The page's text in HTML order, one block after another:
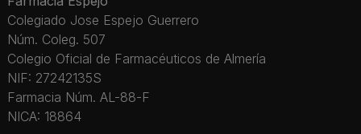
Colegiado Jose Espejo Guerrero
Núm. Coleg. 507
Colegio Oficial de Farmacéuticos de Almería
NIF: 27242135S
Farmacia Núm. AL-88-F
NICA: 18864